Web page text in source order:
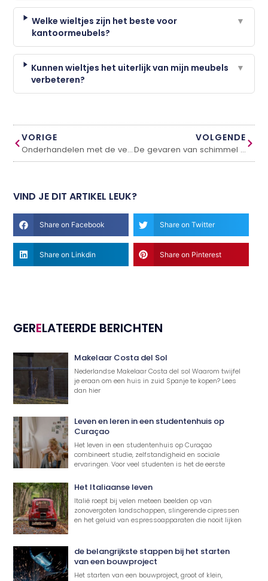
Welke wieltjes zijn het beste voor
kantoormeubels?
▼
Kunnen wieltjes het uiterlijk van mijn meubels
verbeteren?
▼
VORIGE
Onderhandelen met de verhuurder
VOLGENDE
De gevaren van schimmel in de badkamer
VIND JE DIT ARTIKEL LEUK?
Share on Facebook Share on Twitter
Share on Linkdin Share on Pinterest
GERELATEERDE BERICHTEN
Makelaar Costa del Sol
Nederlandse Makelaar Costa del sol Waarom twijfel
je eraan om een huis in zuid Spanje te kopen? Lees
dan hier
Leven en leren in een studentenhuis op
Curaçao
Het leven in een studentenhuis op Curaçao
combineert studie, zelfstandigheid en sociale
ervaringen. Voor veel studenten is het de eerste
Het Italiaanse leven
Italië roept bij velen meteen beelden op van
zonovergoten landschappen, slingerende cipressen
en het geluid van espressoapparaten die nooit lijken
de belangrijkste stappen bij het starten
van een bouwproject
Het starten van een bouwproject, groot of klein,